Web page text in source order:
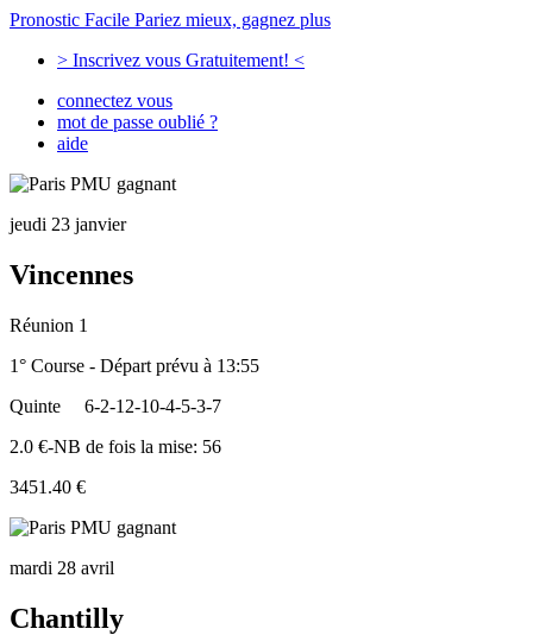
Pronostic Facile Pariez mieux, gagnez plus
> Inscrivez vous Gratuitement! <
connectez vous
mot de passe oublié ?
aide
jeudi 23 janvier
Vincennes
Réunion 1
1° Course - Départ prévu à 13:55
Quinte
6-2-12-10-4-5-3-7
2.0 €-NB de fois la mise: 56
3451.40 €
mardi 28 avril
Chantilly